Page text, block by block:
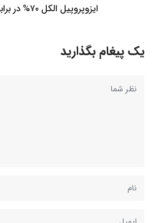
ایزوپروپیل الکل ۷۰% در برابر ۹۹%
یک پیغام بگذارید